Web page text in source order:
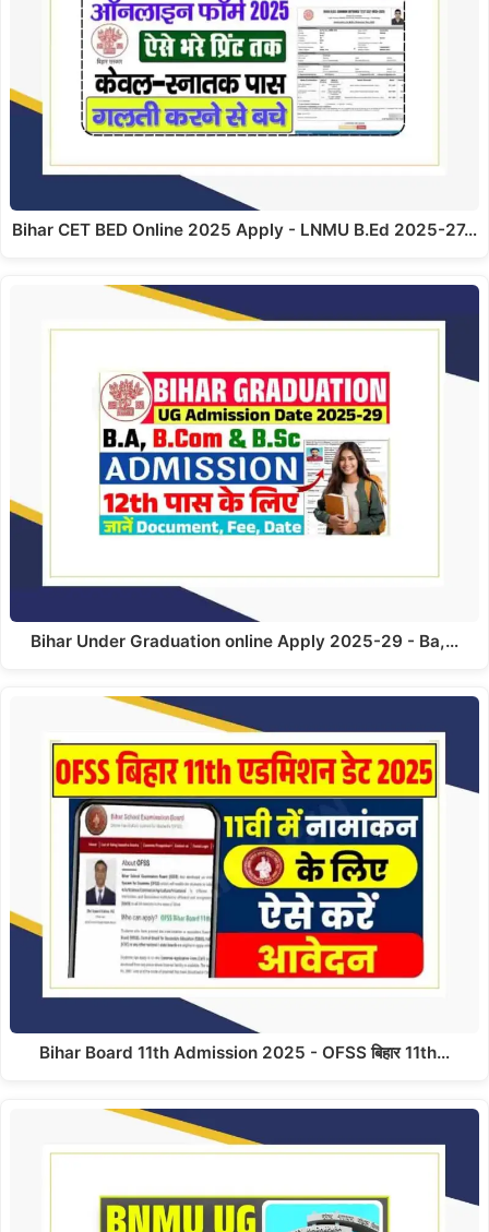
Bihar CET BED Online 2025 Apply - LNMU B.Ed 2025-27…
Bihar Under Graduation online Apply 2025-29 - Ba,…
Bihar Board 11th Admission 2025 - OFSS बिहार 11th…